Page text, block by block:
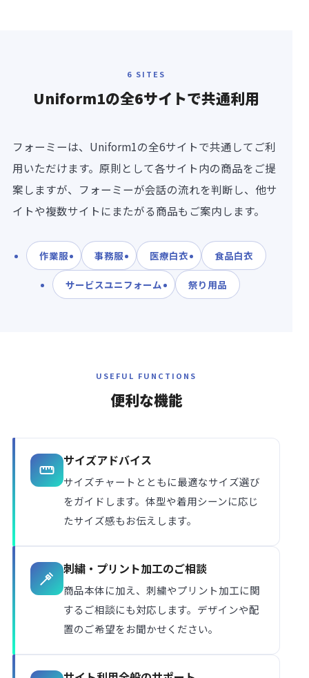
6 SITES
Uniform1の全6サイトで共通利用
フォーミーは、Uniform1の全6サイトで共通してご利
用いただけます。原則として各サイト内の商品をご提
案しますが、フォーミーが会話の流れを判断し、他サ
イトや複数サイトにまたがる商品もご案内します。
作業服 事務服 医療白衣 食品白衣
サービスユニフォーム 祭り用品
USEFUL FUNCTIONS
便利な機能
サイズアドバイス
サイズチャートとともに最適なサイズ選び
をガイドします。体型や着用シーンに応じ
たサイズ感もお伝えします。
刺繍・プリント加工のご相談
商品本体に加え、刺繍やプリント加工に関
するご相談にも対応します。デザインや配
置のご希望をお聞かせください。